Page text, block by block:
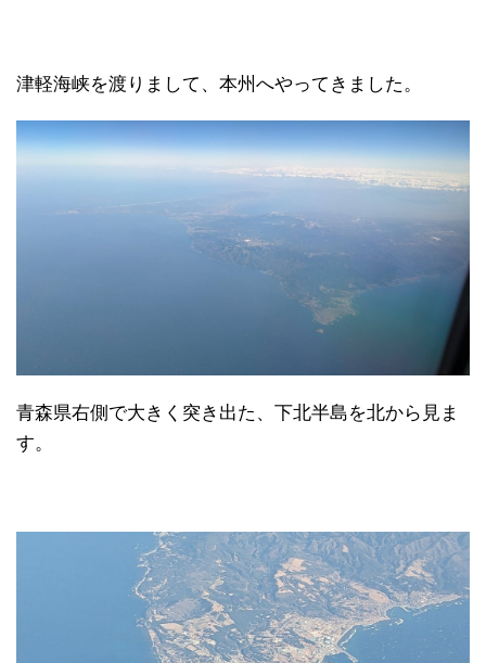
津軽海峡を渡りまして、本州へやってきました。
青森県右側で大きく突き出た、下北半島を北から見ま
す。